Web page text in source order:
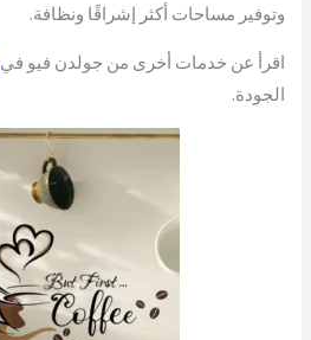
وتوفير مساحات أكثر إشراقًا ونظافة.
اقرأ عن خدمات أخرى من جولدن فيو في
الجودة.